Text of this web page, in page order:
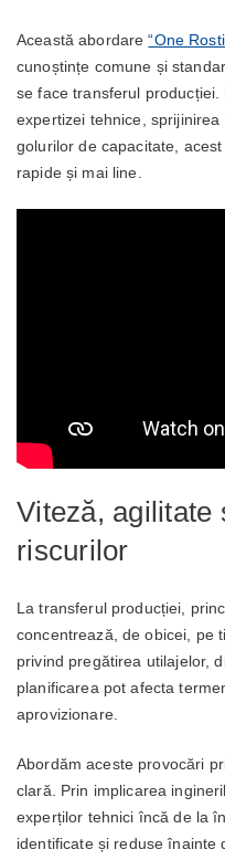
Această abordare“One
cunoștințe comune și
se face transferul
expertizei tehnice,
golurilor de capacitate,
rapide și mai line.
Viteză, agilitate
riscurilor
La transferul producției,
concentrează, de obicei, pe
privind pregătirea utilajelor,
planificarea pot afecta
aprovizionare.
Abordăm aceste provocări
clară. Prin implicarea
experților tehnici încă de la
identificate și reduse înainte